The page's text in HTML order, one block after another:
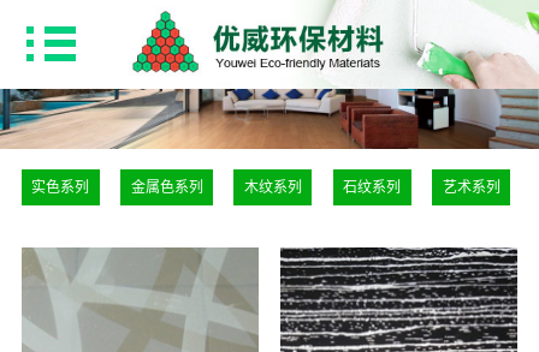
实色系列 金属色系列 木纹系列 石纹系列 艺术系列